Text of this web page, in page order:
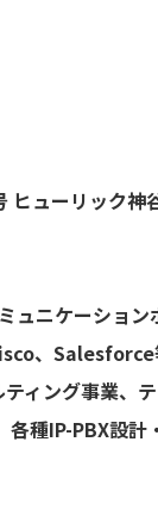
ーリック神
ケーションポ
、Salesforce
ィング事業、
種IP-PBX設